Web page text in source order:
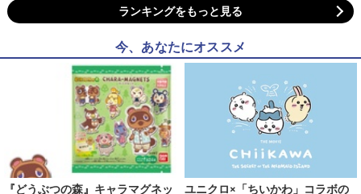
ランキングをもっと見る
今、あなたにオススメ
『どうぶつの森』キャラマグネッ ユニクロ×「ちいかわ」コラボの